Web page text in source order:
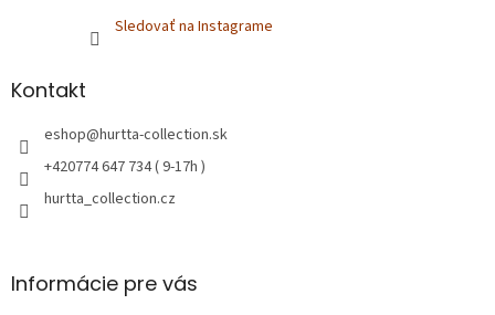
Sledovať na Instagrame
Kontakt
eshop@hurtta-collection.sk
+420774 647 734 ( 9-17h )
hurtta_collection.cz
Informácie pre vás